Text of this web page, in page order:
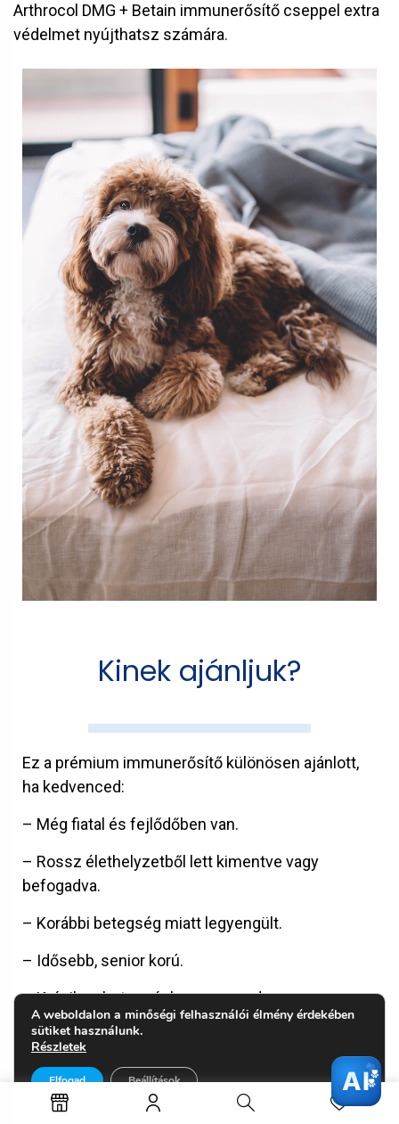
Arthrocol DMG + Betain immunerősítő cseppel extra
védelmet nyújthatsz számára.
Kinek ajánljuk?
Ez a prémium immunerősítő különösen ajánlott,
ha kedvenced:
– Még fiatal és fejlődőben van.
– Rossz élethelyzetből lett kimentve vagy
befogadva.
– Korábbi betegség miatt legyengült.
– Idősebb, senior korú.
– Krónikus betegségben szenved.
– Vagy egyszerűen csak szeretnéd felerősíteni a
AI
A weboldalon a minőségi felhasználói élmény érdekében
sütiket használunk.
Részletek
Elfogad Beállítások